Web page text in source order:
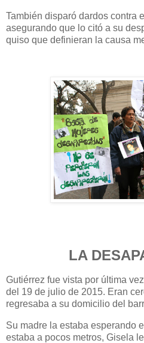
También disparó dardos contra
asegurando que lo citó a su
quiso que definieran la causa
LA
Gutiérrez fue vista por última
del 19 de julio de 2015. Eran
regresaba a su domicilio del
Su madre la estaba esperando
estaba a pocos metros, Gisela